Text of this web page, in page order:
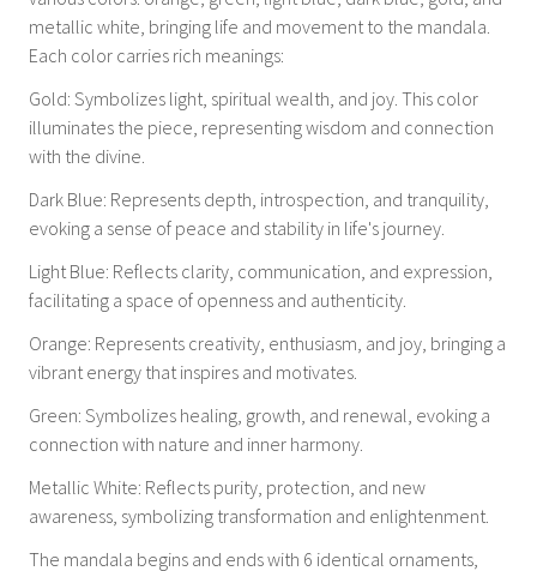
metallic white, bringing life and movement to the mandala.
Each color carries rich meanings:
Gold: Symbolizes light, spiritual wealth, and joy. This color
illuminates the piece, representing wisdom and connection
with the divine.
Dark Blue: Represents depth, introspection, and tranquility,
evoking a sense of peace and stability in life's journey.
Light Blue: Reflects clarity, communication, and expression,
facilitating a space of openness and authenticity.
Orange: Represents creativity, enthusiasm, and joy, bringing a
vibrant energy that inspires and motivates.
Green: Symbolizes healing, growth, and renewal, evoking a
connection with nature and inner harmony.
Metallic White: Reflects purity, protection, and new
awareness, symbolizing transformation and enlightenment.
The mandala begins and ends with 6 identical ornaments,